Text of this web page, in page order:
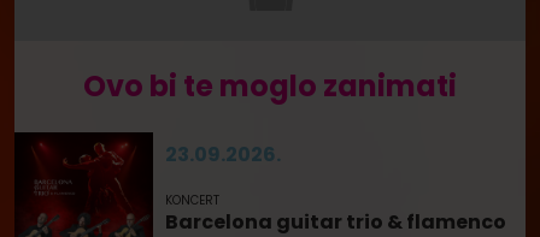
Ovo bi te moglo zanimati
23.09.2026.
KONCERT
Barcelona guitar trio & flamenco